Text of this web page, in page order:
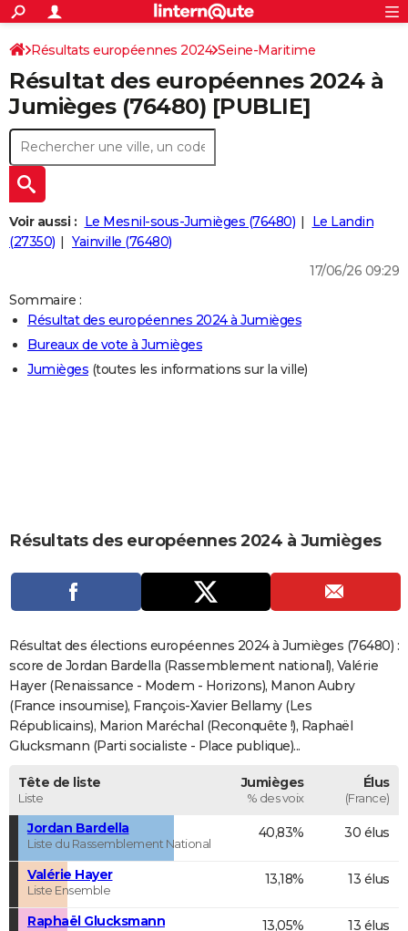
ACTUALITÉS
Politique
Société
Faits Divers
Education
Monde
Villes
+
SPORT
Coupe du monde 2026
Football
Tennis
Cyclisme
Rugby
Forum
CULTURE
Programme TV
TNT
Streaming
Cinéma
Sorties cinéma
Musique
+
FINANCE
Retraite
Impôts
Epargne
Immobilier
Risques naturels par ville
Banque
Assurance
Crédit
AUTO
Essais
Réserver un essai
Citadines
Berlines
SUV
Forum auto
+
HIGH-TECH
Mobiles
Meilleur smartphone
Internet
Ordinateurs
Jeux vidéo
Guide high-tech
+
BRICOLAGE
Guides de France
Escapades
Patrimoine
Expositions
Musées
Week-end nature
LIFESTYLE
Art de vivre
Bien-être
Loisirs
Mode
Modes de vie
CARTE DE VOEUX
Carte de Noël
Carte Bonne année
Carte Saint-Valentin
Carte Pâques
Carte d'anniversaire
DICTIONNAIRE
Dictionnaire
Biographies
Citations
Expressions
Proverbes
PROGRAMME TV
COPAINS D'AVANT
S'inscrire
Se connecter
Lycées
Collèges
Primaires
Universités
Entreprises
Service militaire
Avis de recherche
AVIS DE DÉCÈS
FORUM
Rechercher
S'inscrire
Connexion
Résultats européennes 2024 Seine-Maritime
Résultat des européennes 2024 à
Jumièges (76480) [PUBLIE]
Voir aussi : Le Mesnil-sous-Jumièges (76480)
Le Landin
(27350)
Yainville (76480)
17/06/26 09:29
Sommaire :
Résultat des européennes 2024 à Jumièges
Bureaux de vote à Jumièges
Jumièges (toutes les informations sur la ville)
Résultats des européennes 2024 à Jumièges
Résultat des élections européennes 2024 à Jumièges (76480) :
score de Jordan Bardella (Rassemblement national), Valérie
Hayer (Renaissance - Modem - Horizons), Manon Aubry
(France insoumise), François-Xavier Bellamy (Les
Républicains), Marion Maréchal (Reconquête !), Raphaël
Glucksmann (Parti socialiste - Place publique)...
Tête de liste
Liste
Jumièges
% des voix
Élus
(France)
Jordan Bardella
Liste du Rassemblement National
40,83% 30 élus
Valérie Hayer
Liste Ensemble
13,18% 13 élus
Raphaël Glucksmann 13,05% 13 élus